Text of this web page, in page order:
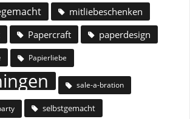
mitliebeschenken
Papercraft paperdesign
Papierliebe
sale-a-bration
selbstgemacht